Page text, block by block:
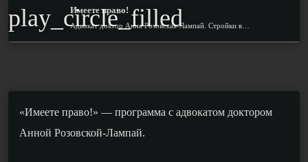
play_circle_filled
Имеете право!
«Имеете право!» — программа с адвокатом доктором
Анной Розовской-Лампай.